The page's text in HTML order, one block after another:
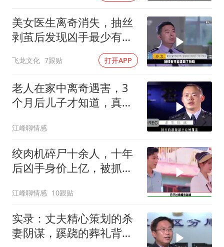
美女医生离奇消失，抽丝
剥茧后发现凶手最少有五
飞龙文化 7跟贴 打开APP
老人在家中离奇遇害，3
个月后儿子才知道，真相
江峰聊情感
绞肉机碎尸十余人，十年
后凶手身价上亿，被抓后
江峰聊情感 10跟贴
实录：丈夫精心策划的杀
妻阴谋，蹊跷的葬礼背